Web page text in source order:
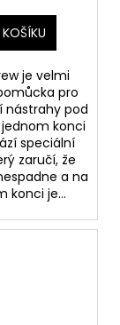
je velmi
pro
nástrahy pod
jednom konci
speciální
zaručí, že
a na
konci je...